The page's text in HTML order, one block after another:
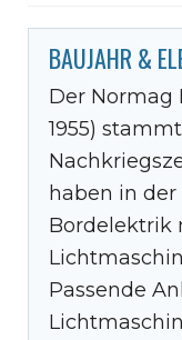
BAUJAHR &
Der Normag
1955)
haben in der
Bordelektrik
Passende